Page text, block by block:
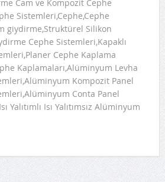
Cam ve Kompozit Cephe
Sistemleri,Cephe,Cephe
giydirme,Struktürel Silikon
Cephe Sistemleri,Kapaklı
Cephe Kaplama
Kaplamaları,Alüminyum Levha
Kompozit Panel
Conta Panel
Yalıtımlı Isı Yalıtımsız Alüminyum